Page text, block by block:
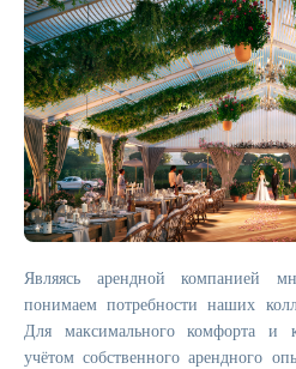
Являясь арендной компанией
понимаем потребности наших
Для максимального комфорта и
учётом собственного арендного